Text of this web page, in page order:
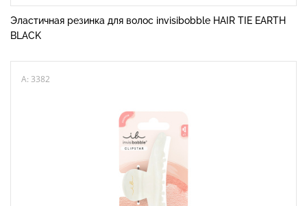
Эластичная резинка для волос invisibobble HAIR TIE EARTH
BLACK
A: 3382